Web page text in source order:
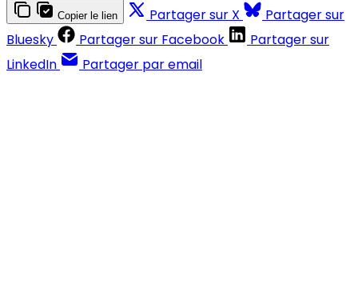
Copier le lien Partager sur X
Partager sur
Bluesky
Partager sur Facebook
Partager sur
LinkedIn
Partager par email